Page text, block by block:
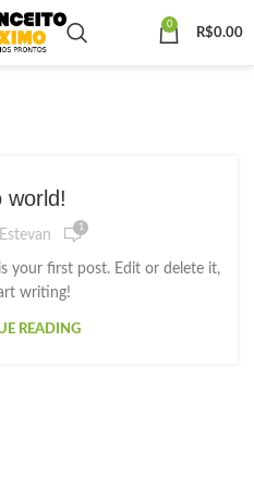
0
R$0.00
world!
1
your first post. Edit or delete it,
writing!
READING